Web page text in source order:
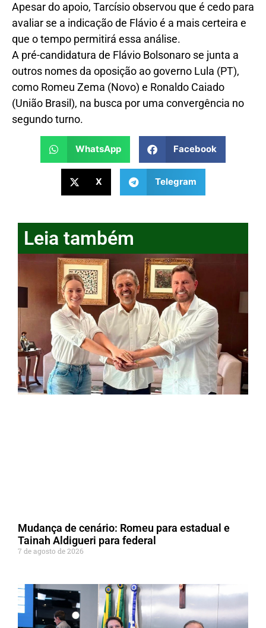
Apesar do apoio, Tarcísio observou que é cedo para
avaliar se a indicação de Flávio é a mais certeira e
que o tempo permitirá essa análise.
A pré-candidatura de Flávio Bolsonaro se junta a
outros nomes da oposição ao governo Lula (PT),
como Romeu Zema (Novo) e Ronaldo Caiado
(União Brasil), na busca por uma convergência no
segundo turno.
WhatsApp Facebook
X Telegram
Leia também
Mudança de cenário: Romeu para estadual e
Tainah Aldigueri para federal
7 de agosto de 2026